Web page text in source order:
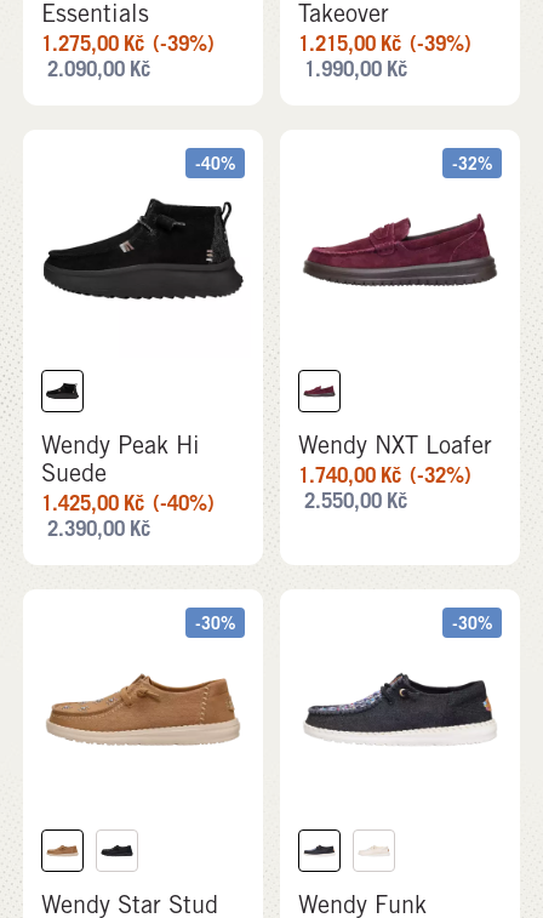
Essentials
1.275,00 Kč (-39%)
2.090,00 Kč
Takeover
1.215,00 Kč (-39%)
1.990,00 Kč
-40%
Wendy Peak Hi
Suede
1.425,00 Kč (-40%)
2.390,00 Kč
-32%
Wendy NXT Loafer
1.740,00 Kč (-32%)
2.550,00 Kč
-30%
Wendy Star Stud
-30%
Wendy Funk